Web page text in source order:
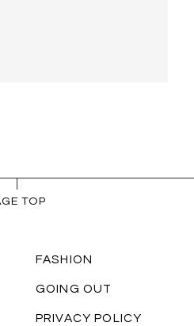
TOP
FASHION
GOING OUT
PRIVACY POLICY